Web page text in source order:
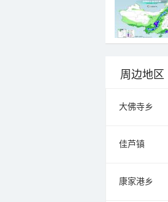
周边地区
大佛寺乡
佳芦镇
康家港乡